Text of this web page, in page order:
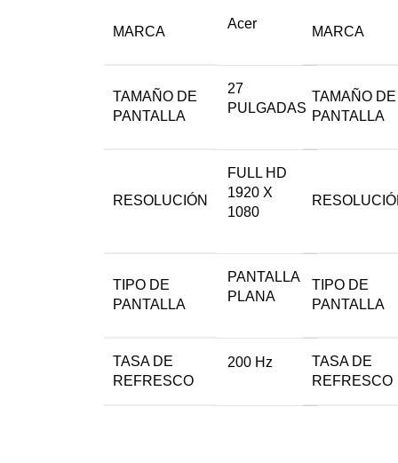
MARCA
Acer
TAMAÑO DE
PANTALLA
27
PULGADAS
RESOLUCIÓN
FULL HD
1920 X
1080
TIPO DE
PANTALLA
PANTALLA
PLANA
TASA DE
REFRESCO
200 Hz
MARCA
TAMAÑO DE
PANTALLA
TIPO DE
PANTALLA
TASA DE
REFRESCO